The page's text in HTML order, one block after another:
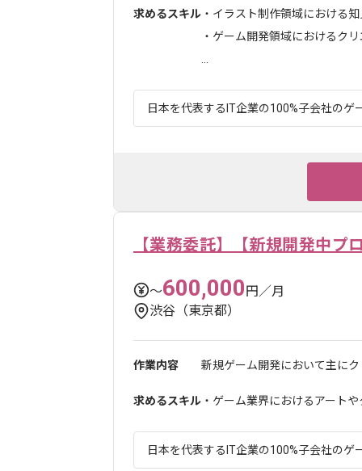
求めるスキル ・イラスト制作領域における知
・ゲーム開発領域におけるク
日本を代表するIT企業の100%子会社のゲ
【業務委託】【新規開発中プ
〜600,000円／月
渋谷（東京都）
作業内容 新規ゲーム開発において主に
求めるスキル ・ゲーム業界におけるアート
日本を代表するIT企業の100%子会社のゲ